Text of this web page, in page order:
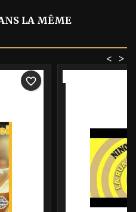
LA MÊME
>
<
favorite_border